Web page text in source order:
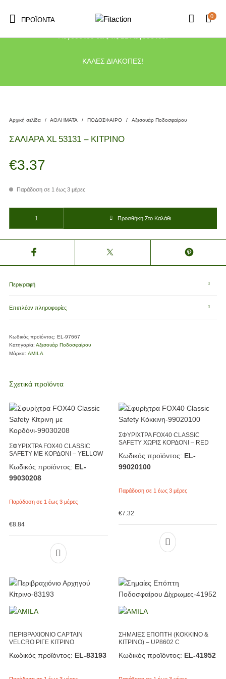
Το κατάστημα μας θα παραμείνει κλειστό λόγω διακοπών από τις 10
Αυγούστου έως τις 21 Αυγούστου.
ΚΑΛΕΣ ΔΙΑΚΟΠΕΣ!
ΠΡΟΪΌΝΤΑ
0
Αρχική σελίδα / ΑΘΛΗΜΑΤΑ / ΠΟΔΟΣΦΑΙΡΟ / Αξεσουάρ Ποδοσφαίρου
ΣΑΛΙΑΡΑ XL 53131 – ΚΙΤΡΙΝΟ
€3.37
Παράδοση σε 1 έως 3 μέρες
Προσθήκη Στο Καλάθι
Περιγραφή
Επιπλέον πληροφορίες
Κωδικός προϊόντος: EL-97667
Κατηγορία: Αξεσουάρ Ποδοσφαίρου
Μάρκα: AMILA
Σχετικά προϊόντα
ΣΦΥΡΙΧΤΡΑ FOX40 CLASSIC
SAFETY ΜΕ ΚΟΡΔΟΝΙ – YELLOW
Κωδικός προϊόντος: EL-
99030208
Παράδοση σε 1 έως 3 μέρες
€8.84
ΣΦΥΡΙΧΤΡΑ FOX40 CLASSIC
SAFETY ΧΩΡΙΣ ΚΟΡΔΟΝΙ – RED
Κωδικός προϊόντος: EL-
99020100
Παράδοση σε 1 έως 3 μέρες
€7.32
ΠΕΡΙΒΡΑΧΙΟΝΙΟ CAPTAIN
VELCRO ΡΙΓΕ ΚΙΤΡΙΝΟ
Κωδικός προϊόντος: EL-83193
ΣΗΜΑΙΕΣ ΕΠΟΠΤΗ (ΚΟΚΚΙΝΟ &
ΚΙΤΡΙΝΟ) – UP8602 C
Κωδικός προϊόντος: EL-41952